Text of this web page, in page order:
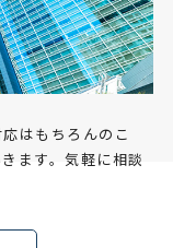
はもちろんのこ
ます。気軽に相談